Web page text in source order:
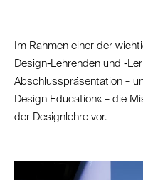
Im Rahmen einer der
Design-Lehrenden und -
Abschlusspräsentation –
Design Education« – die
der Designlehre vor.